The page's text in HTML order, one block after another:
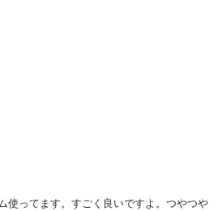
使ってます。すごく良いですよ。つやつや